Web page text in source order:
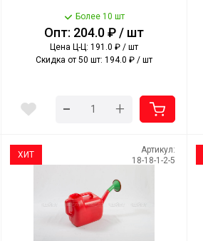
Более 10 шт
Опт: 204.0 ₽ / шт
Цена Ц-Ц: 191.0 ₽ / шт
Скидка от 50 шт: 194.0 ₽ / шт
- +
ХИТ
Артикул:
18-18-1-2-5